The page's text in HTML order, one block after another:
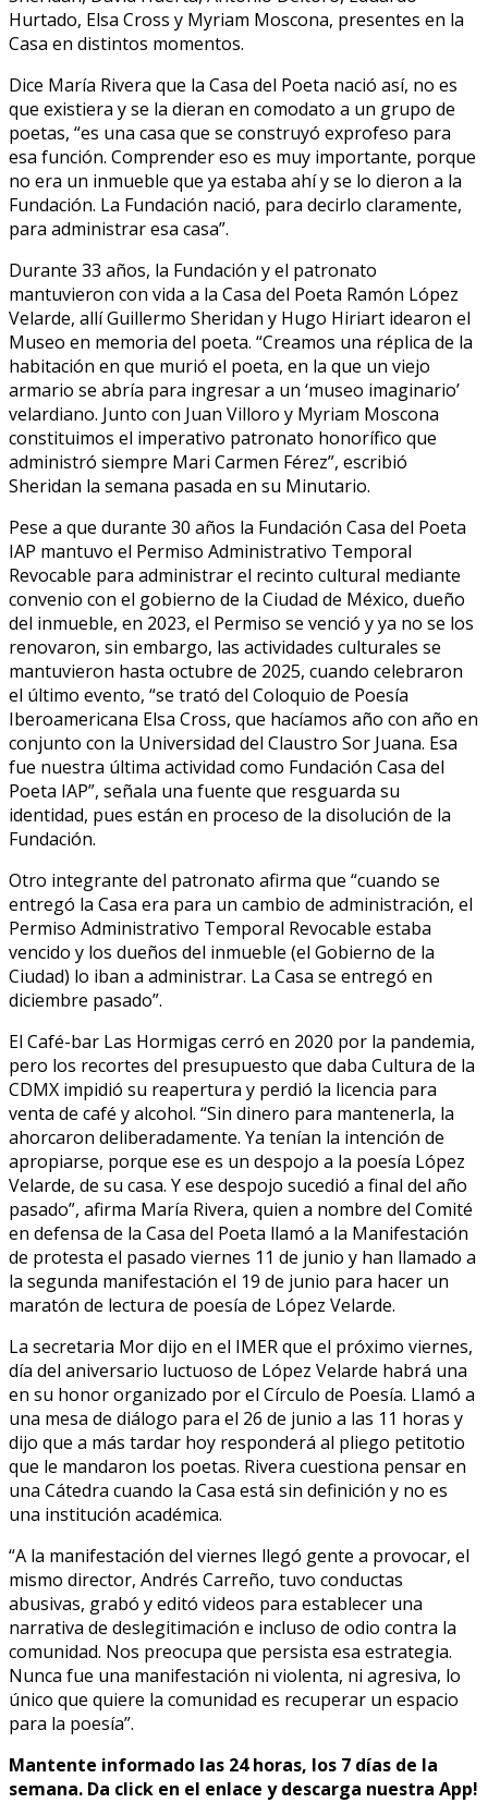
Hurtado, Elsa Cross y Myriam Moscona, presentes en la
Casa en distintos momentos.
Dice María Rivera que la Casa del Poeta nació así, no es
que existiera y se la dieran en comodato a un grupo de
poetas, “es una casa que se construyó exprofeso para
esa función. Comprender eso es muy importante, porque
no era un inmueble que ya estaba ahí y se lo dieron a la
Fundación. La Fundación nació, para decirlo claramente,
para administrar esa casa”.
Durante 33 años, la Fundación y el patronato
mantuvieron con vida a la Casa del Poeta Ramón López
Velarde, allí Guillermo Sheridan y Hugo Hiriart idearon el
Museo en memoria del poeta. “Creamos una réplica de la
habitación en que murió el poeta, en la que un viejo
armario se abría para ingresar a un ‘museo imaginario’
velardiano. Junto con Juan Villoro y Myriam Moscona
constituimos el imperativo patronato honorífico que
administró siempre Mari Carmen Férez”, escribió
Sheridan la semana pasada en su Minutario.
Pese a que durante 30 años la Fundación Casa del Poeta
IAP mantuvo el Permiso Administrativo Temporal
Revocable para administrar el recinto cultural mediante
convenio con el gobierno de la Ciudad de México, dueño
del inmueble, en 2023, el Permiso se venció y ya no se los
renovaron, sin embargo, las actividades culturales se
mantuvieron hasta octubre de 2025, cuando celebraron
el último evento, “se trató del Coloquio de Poesía
Iberoamericana Elsa Cross, que hacíamos año con año en
conjunto con la Universidad del Claustro Sor Juana. Esa
fue nuestra última actividad como Fundación Casa del
Poeta IAP”, señala una fuente que resguarda su
identidad, pues están en proceso de la disolución de la
Fundación.
Otro integrante del patronato afirma que “cuando se
entregó la Casa era para un cambio de administración, el
Permiso Administrativo Temporal Revocable estaba
vencido y los dueños del inmueble (el Gobierno de la
Ciudad) lo iban a administrar. La Casa se entregó en
diciembre pasado”.
El Café-bar Las Hormigas cerró en 2020 por la pandemia,
pero los recortes del presupuesto que daba Cultura de la
CDMX impidió su reapertura y perdió la licencia para
venta de café y alcohol. “Sin dinero para mantenerla, la
ahorcaron deliberadamente. Ya tenían la intención de
apropiarse, porque ese es un despojo a la poesía López
Velarde, de su casa. Y ese despojo sucedió a final del año
pasado”, afirma María Rivera, quien a nombre del Comité
en defensa de la Casa del Poeta llamó a la Manifestación
de protesta el pasado viernes 11 de junio y han llamado a
la segunda manifestación el 19 de junio para hacer un
maratón de lectura de poesía de López Velarde.
La secretaria Mor dijo en el IMER que el próximo viernes,
día del aniversario luctuoso de López Velarde habrá una
en su honor organizado por el Círculo de Poesía. Llamó a
una mesa de diálogo para el 26 de junio a las 11 horas y
dijo que a más tardar hoy responderá al pliego petitotio
que le mandaron los poetas. Rivera cuestiona pensar en
una Cátedra cuando la Casa está sin definición y no es
una institución académica.
“A la manifestación del viernes llegó gente a provocar, el
mismo director, Andrés Carreño, tuvo conductas
abusivas, grabó y editó videos para establecer una
narrativa de deslegitimación e incluso de odio contra la
comunidad. Nos preocupa que persista esa estrategia.
Nunca fue una manifestación ni violenta, ni agresiva, lo
único que quiere la comunidad es recuperar un espacio
para la poesía”.
Mantente informado las 24 horas, los 7 días de la
semana. Da click en el enlace y descarga nuestra App!